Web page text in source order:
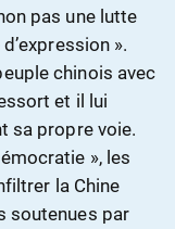
pas une lutte
».
chinois avec
et il lui
sa propre voie.
», les
la Chine
soutenues par